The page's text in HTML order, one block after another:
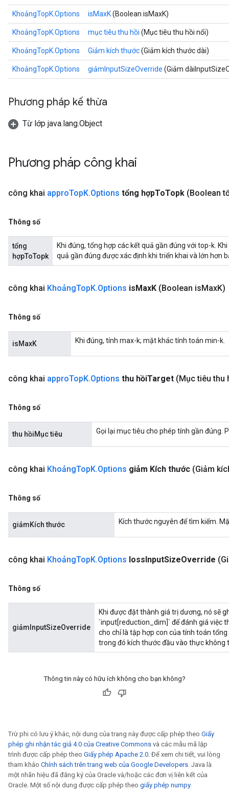
KhoảngTopK.Options isMaxK(Boolean isMaxK)
KhoảngTopK.Options mục tiêu thu hồi (Mục tiêu thu hồi nổi)
KhoảngTopK.Options Giảm kích thước(Giảm kích thước dài)
KhoảngTopK.Options giảmInputSizeOverride (Giảm
Phương pháp kế thừa
Từ lớp java.lang.Object
Phương pháp công khai
công khai approTopK.Options tổng hợpToTopk (Boolean
Thông số
tổng
hợpToTopk
Khi đúng, tổng hợp các kết quả gần đúng với top-k.
quả gần đúng được xác định khi triển khai và lớn hơn
công khai KhoảngTopK.Options isMaxK (Boolean isMaxK)
Thông số
isMaxK Khi đúng, tính max-k; mặt khác tính toán min-k.
công khai approTopK.Options thu hồiTarget (Mục tiêu thu
Thông số
thu hồiMục tiêu Gọi lại mục tiêu cho phép tính gần đúng.
công khai KhoảngTopK.Options giảm Kích thước (Giảm
Thông số
giảmKích thước Kích thước nguyên để tìm kiếm.
công khai KhoảngTopK.Options lossInputSizeOverride
Thông số
giảmInputSizeOverride
Khi được đặt thành giá trị dương, nó sẽ
`input[reduction_dim]` để đánh giá việc
cho chỉ là tập hợp con của tính toán
trong đó kích thước đầu vào thực không
Thông tin này có hữu ích không cho bạn không?
Trừ phi có lưu ý khác, nội dung của trang này được cấp phép theo Giấy
phép ghi nhận tác giả 4.0 của Creative Commons và các mẫu mã lập
trình được cấp phép theo Giấy phép Apache 2.0. Để xem chi tiết, vui lòng
tham khảo Chính sách trên trang web của Google Developers. Java là
một nhãn hiệu đã đăng ký của Oracle và/hoặc các đơn vị liên kết của
Oracle. Một số nội dung được cấp phép theo giấy phép numpy.